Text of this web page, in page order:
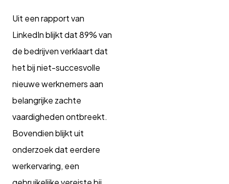
Uit een rapport van
LinkedIn blijkt dat 89% van
de bedrijven verklaart dat
het bij niet-succesvolle
nieuwe werknemers aan
belangrijke zachte
vaardigheden ontbreekt.
Bovendien blijkt uit
onderzoek dat eerdere
werkervaring, een